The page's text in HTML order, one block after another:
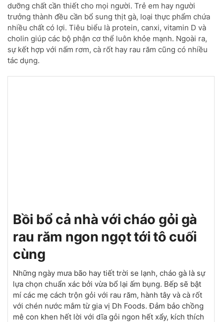
dưỡng chất cần thiết cho mọi người. Trẻ em hay người
trưởng thành đều cần bổ sung thịt gà, loại thực phẩm chứa
nhiều chất có lợi. Tiêu biểu là protein, canxi, vitamin D và
cholin giúp các bộ phận cơ thể luôn khỏe mạnh. Ngoài ra,
sự kết hợp với nấm rơm, cà rốt hay rau răm cũng có nhiều
tác dụng.
Bồi bổ cả nhà với cháo gỏi gà
rau răm ngon ngọt tới tô cuối
cùng
Những ngày mưa bão hay tiết trời se lạnh, cháo gà là sự
lựa chọn chuẩn xác bởi vừa bổ lại ấm bụng. Bếp sẽ bật
mí các mẹ cách trộn gỏi với rau răm, hành tây và cà rốt
với chén nước mắm từ gia vị Dh Foods. Đảm bảo chồng
mê con khen hết lời với dĩa gỏi ngon hết xẩy, kích thích